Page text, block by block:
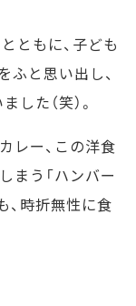
ともに、子ども
ふと思い出し、
た（笑）。
レー、この洋食
まう「ハンバー
、時折無性に食